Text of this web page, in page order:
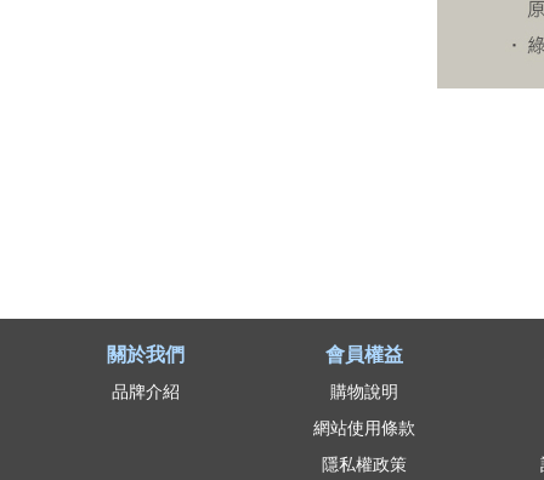
關於我們
品牌介紹
會員權益
購物說明
網站使用條款
隱私權政策